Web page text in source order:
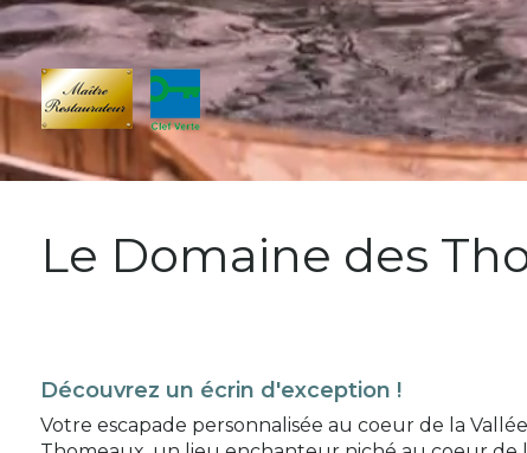
Le Domaine des
Découvrez un écrin d'exception !
Votre escapade personnalisée au coeur de la